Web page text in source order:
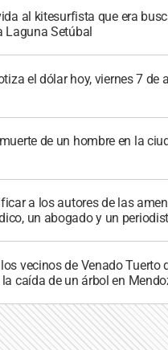
al kitesurfista que era
Laguna Setúbal
el dólar hoy, viernes 7 de
de un hombre en la
a los autores de las
un abogado y un
vecinos de Venado Tuerto
caída de un árbol en